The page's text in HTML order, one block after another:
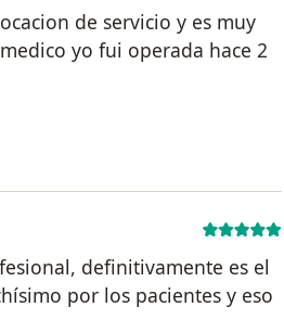
de servicio y es muy
yo fui operada hace 2
paciente
definitivamente es el
por los pacientes y eso